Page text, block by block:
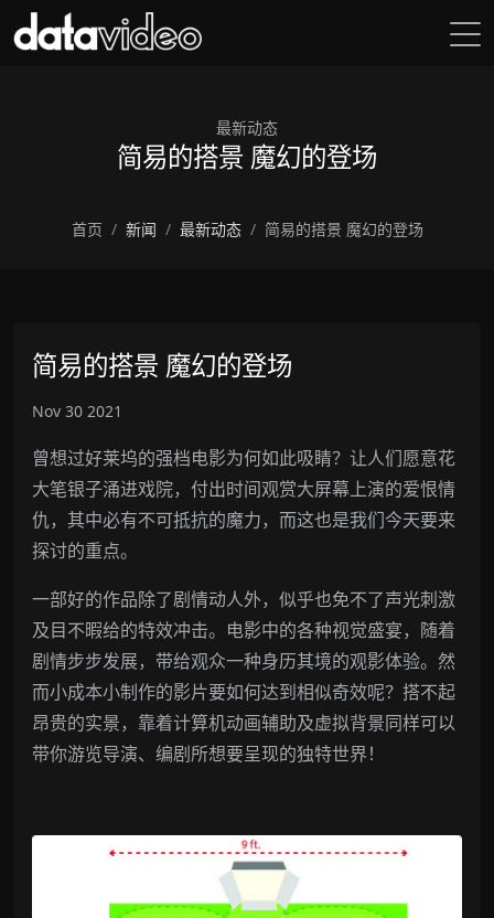
最新动态
简易的搭景 魔幻的登场
首页 新闻 最新动态 简易的搭景 魔幻的登场
简易的搭景 魔幻的登场
Nov 30 2021
曾想过好莱坞的强档电影为何如此吸睛？让人们愿意花
大笔银子涌进戏院，付出时间观赏大屏幕上演的爱恨情
仇，其中必有不可抵抗的魔力，而这也是我们今天要来
探讨的重点。
一部好的作品除了剧情动人外，似乎也免不了声光刺激
及目不暇给的特效冲击。电影中的各种视觉盛宴，随着
剧情步步发展，带给观众一种身历其境的观影体验。然
而小成本小制作的影片要如何达到相似奇效呢？搭不起
昂贵的实景，靠着计算机动画辅助及虚拟背景同样可以
带你游览导演、编剧所想要呈现的独特世界！